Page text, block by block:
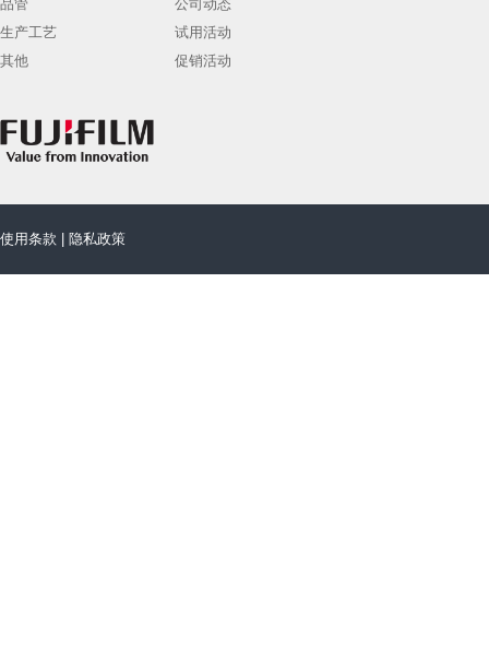
品管
生产工艺
其他
公司动态
试用活动
促销活动
使用条款 隐私政策